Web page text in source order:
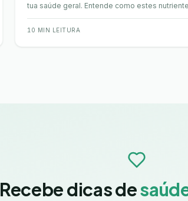
tua saúde geral. Entende como estes
contribuem para o teu bem-estar.
10 MIN LEITURA
Recebe dicas de